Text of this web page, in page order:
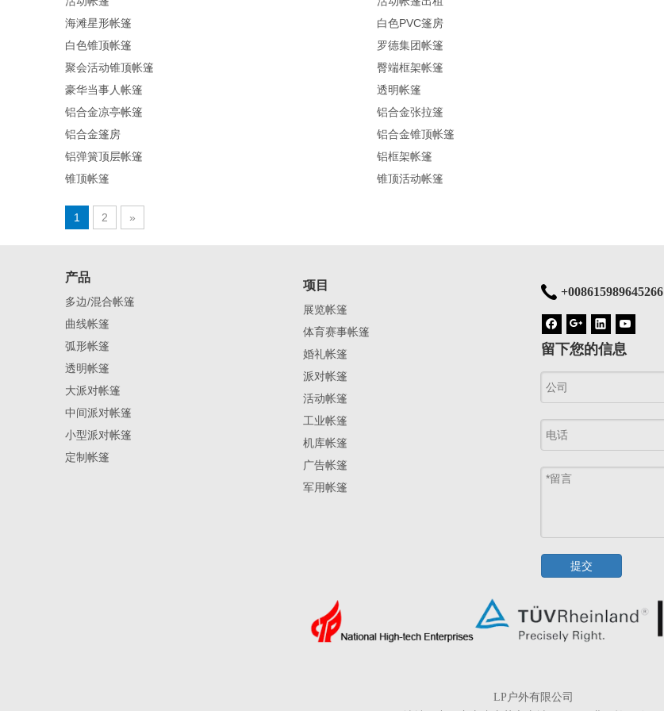
海滩星形帐篷
白色PVC篷房
白色锥顶帐篷
罗德集团帐篷
聚会活动锥顶帐篷
臀端框架帐篷
豪华当事人帐篷
透明帐篷
铝合金凉亭帐篷
铝合金张拉篷
铝合金篷房
铝合金锥顶帐篷
铝弹簧顶层帐篷
铝框架帐篷
锥顶帐篷
锥顶活动帐篷
1 2 »
产品
多边/混合帐篷
曲线帐篷
弧形帐篷
透明帐篷
大派对帐篷
中间派对帐篷
小型派对帐篷
定制帐篷
项目
展览帐篷
体育赛事帐篷
婚礼帐篷
派对帐篷
活动帐篷
工业帐篷
机库帐篷
广告帐篷
军用帐篷
+008615989645266
留下您的信息
提交
LP户外有限公司